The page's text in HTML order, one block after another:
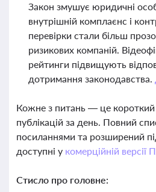
Закон змушує юридичні
внутрішній комплаєнс і
перевірки стали більш
ризикових компаній.
рейтинги підвищують
дотримання законодавства.
Кожне з питань — це короткий
публікацій за день. Повний
посиланнями та розширений
доступні у комерційній
Стисло про головне: